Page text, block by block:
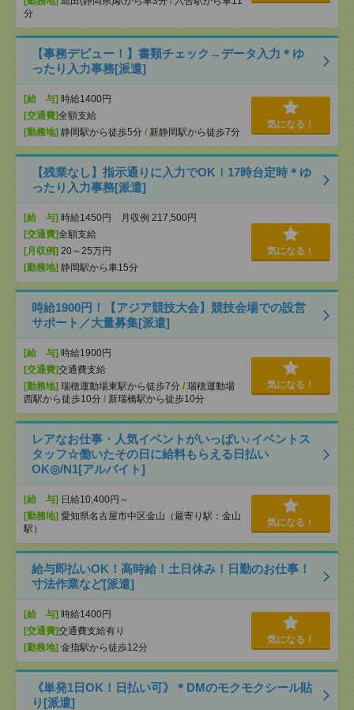
分
【事務デビュー！】書類チェック→データ入力＊ゆ
ったり入力事務[派遣]
[給 与] 時給1400円
[交通費]全額支給
[勤務地] 静岡駅から徒歩5分 / 新静岡駅から徒歩7分
気になる！
【残業なし】指示通りに入力でOK！17時台定時＊ゆ
ったり入力事務[派遣]
[給 与] 時給1450円 月収例 217,500円
[交通費]全額支給
[月収例] 20～25万円
[勤務地] 静岡駅から車15分
気になる！
時給1900円！【アジア競技大会】競技会場での設営
サポート／大量募集[派遣]
[給 与] 時給1900円
[交通費]交通費支給
[勤務地] 瑞穂運動場東駅から徒歩7分 / 瑞穂運動場
西駅から徒歩10分 / 新瑞橋駅から徒歩10分
気になる！
レアなお仕事・人気イベントがいっぱい♪イベントス
タッフ☆働いたその日に給料もらえる日払い
OK◎/N1[アルバイト]
[給 与] 日給10,400円～
[勤務地] 愛知県名古屋市中区金山（最寄り駅：金山
駅）
気になる！
給与即払いOK！高時給！土日休み！日勤のお仕事！
寸法作業など[派遣]
[給 与] 時給1400円
[交通費]交通費支給有り
[勤務地] 金指駅から徒歩12分
気になる！
《単発1日OK！日払い可》＊DMのモクモクシール貼
り[派遣]